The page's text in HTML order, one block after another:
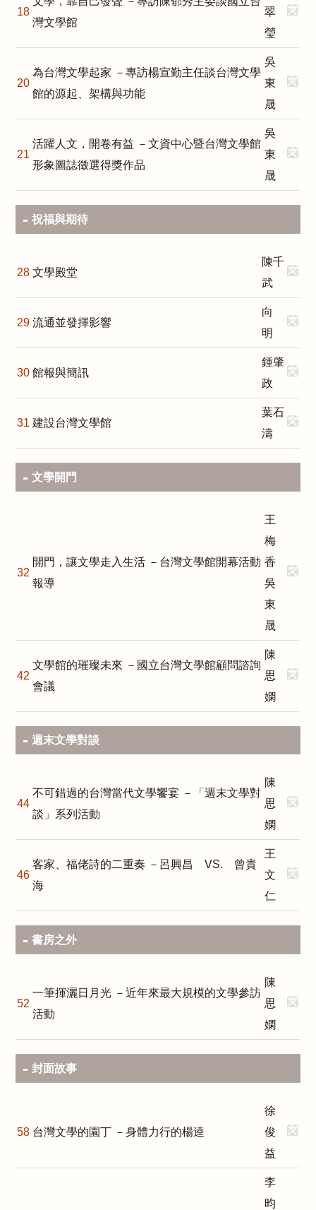
18
灣文學館
翠
瑩
20
為台灣文學起家 －專訪楊宣勤主任談台灣文學
館的源起、架構與功能
吳
東
晟
21
活躍人文，開卷有益 －文資中心暨台灣文學館
形象圖誌徵選得獎作品
吳
東
晟
祝福與期待
28 文學殿堂
陳千
武
29 流通並發揮影響
向
明
30 館報與簡訊
鍾肇
政
31 建設台灣文學館
葉石
濤
文學開門
32
開門，讓文學走入生活 －台灣文學館開幕活動
報導
王
梅
香
吳
東
晟
42
文學館的璀璨未來 －國立台灣文學館顧問諮詢
會議
陳
思
嫻
週末文學對談
44
不可錯過的台灣當代文學饗宴 －「週末文學對
談」系列活動
陳
思
嫻
46
客家、福佬詩的二重奏 －呂興昌 VS. 曾貴
海
王
文
仁
書房之外
52
一筆揮灑日月光 －近年來最大規模的文學參訪
活動
陳
思
嫻
封面故事
58 台灣文學的園丁 －身體力行的楊逵
徐
俊
益
李
昀